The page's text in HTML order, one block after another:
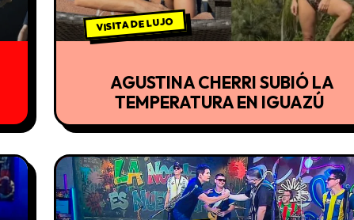
VISITA DE LUJO
AGUSTINA CHERRI SUBIÓ LA
TEMPERATURA EN IGUAZÚ